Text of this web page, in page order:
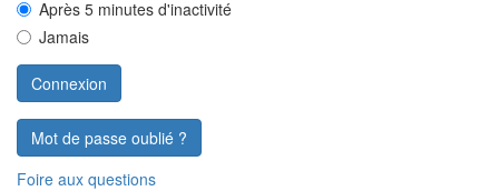
Après 5 minutes d'inactivité
Jamais
Mot de passe oublié ?
Foire aux questions